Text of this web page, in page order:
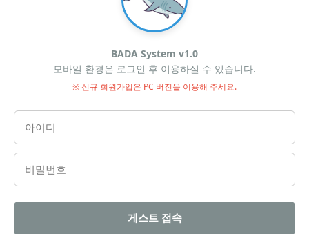
BADA System v1.0
모바일 환경은 로그인 후 이용하실 수 있습니다.
※ 신규 회원가입은 PC 버전을 이용해 주세요.
게스트 접속